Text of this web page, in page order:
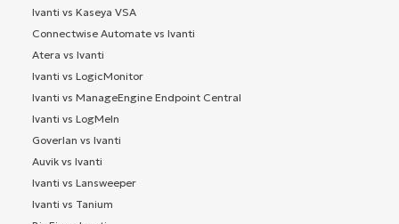
Ivanti vs Kaseya VSA
Connectwise Automate vs Ivanti
Atera vs Ivanti
Ivanti vs LogicMonitor
Ivanti vs ManageEngine Endpoint Central
Ivanti vs LogMeIn
Goverlan vs Ivanti
Auvik vs Ivanti
Ivanti vs Lansweeper
Ivanti vs Tanium